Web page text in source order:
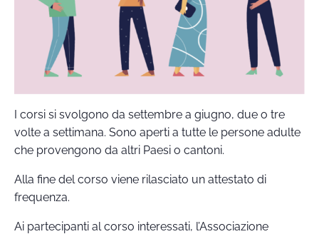
I corsi si svolgono da settembre a giugno, due o tre
volte a settimana. Sono aperti a tutte le persone adulte
che provengono da altri Paesi o cantoni.
Alla fine del corso viene rilasciato un attestato di
frequenza.
Ai partecipanti al corso interessati, l’Associazione